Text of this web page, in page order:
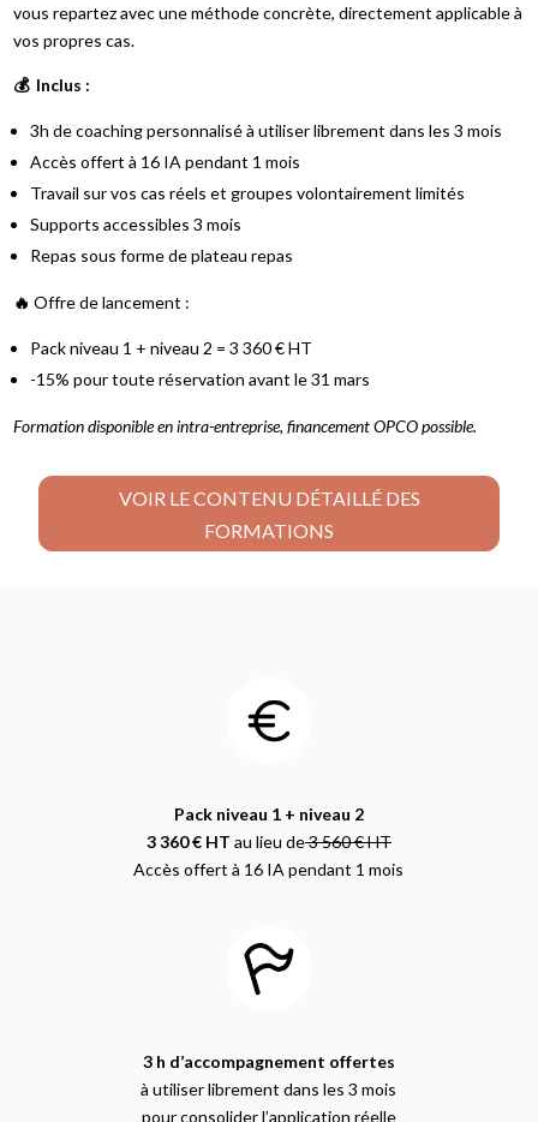
vous repartez avec une méthode concrète, directement applicable à
vos propres cas.
💰 Inclus :
3h de coaching personnalisé à utiliser librement dans les 3 mois
Accès offert à 16 IA pendant 1 mois
Travail sur vos cas réels et groupes volontairement limités
Supports accessibles 3 mois
Repas sous forme de plateau repas
🔥Offre de lancement :
Pack niveau 1 + niveau 2 = 3 360 € HT
-15% pour toute réservation avant le 31 mars
Formation disponible en intra-entreprise, financement OPCO possible.
VOIR LE CONTENU DÉTAILLÉ DES
FORMATIONS
Pack niveau 1 + niveau 2
3 360 € HT au lieu de3 560 € HT
Accès offert à 16 IA pendant 1 mois
3 h d’accompagnement offertes
à utiliser librement dans les 3 mois
pour consolider l’application réelle